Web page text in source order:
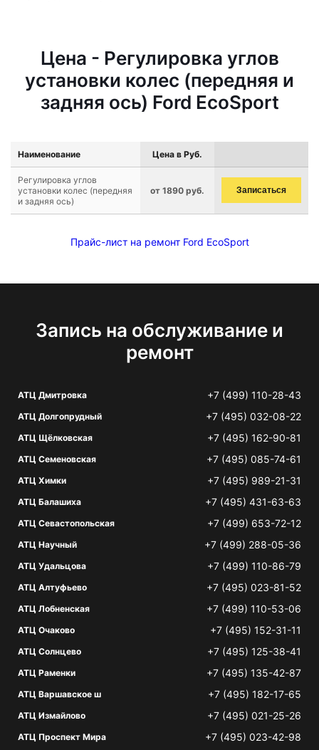
Цена - Регулировка углов
установки колес (передняя и
задняя ось) Ford EcoSport
Наименование Цена в Руб.
Регулировка углов
установки колес (передняя
и задняя ось)
от 1890 руб. Записаться
Прайс-лист на ремонт Ford EcoSport
Запись на обслуживание и
ремонт
АТЦ Дмитровка +7 (499) 110-28-43
АТЦ Долгопрудный +7 (495) 032-08-22
АТЦ Щёлковская +7 (495) 162-90-81
АТЦ Семеновская +7 (495) 085-74-61
АТЦ Химки +7 (495) 989-21-31
АТЦ Балашиха +7 (495) 431-63-63
АТЦ Севастопольская +7 (499) 653-72-12
АТЦ Научный +7 (499) 288-05-36
АТЦ Удальцова +7 (499) 110-86-79
АТЦ Алтуфьево +7 (495) 023-81-52
АТЦ Лобненская +7 (499) 110-53-06
АТЦ Очаково +7 (495) 152-31-11
АТЦ Солнцево +7 (495) 125-38-41
АТЦ Раменки +7 (495) 135-42-87
АТЦ Варшавское ш +7 (495) 182-17-65
АТЦ Измайлово +7 (495) 021-25-26
АТЦ Проспект Мира +7 (495) 023-42-98